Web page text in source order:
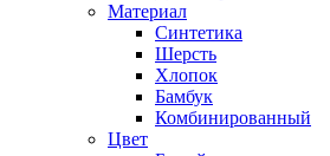
Материал
Синтетика
Шерсть
Хлопок
Бамбук
Комбинированный
Цвет